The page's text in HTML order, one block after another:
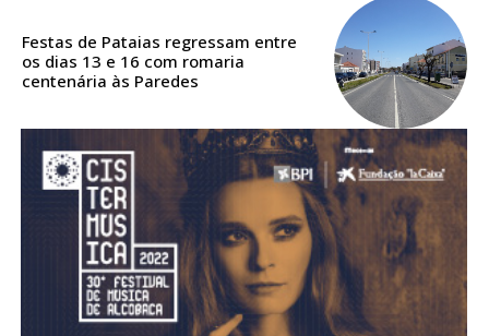
Festas de Pataias regressam entre
os dias 13 e 16 com romaria
centenária às Paredes